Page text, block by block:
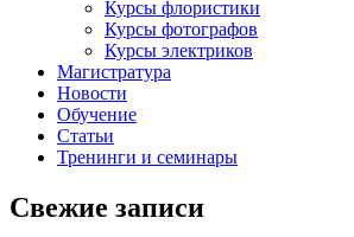
Курсы флористики
Курсы фотографов
Курсы электриков
Магистратура
Новости
Обучение
Статьи
Тренинги и семинары
Свежие записи